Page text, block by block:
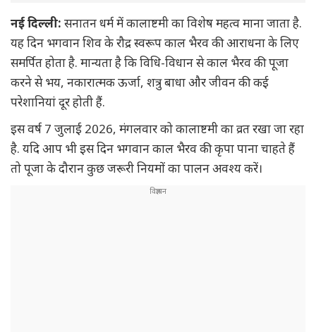
नई दिल्ली: सनातन धर्म में कालाष्टमी का विशेष महत्व माना जाता है.
यह दिन भगवान शिव के रौद्र स्वरूप काल भैरव की आराधना के लिए
समर्पित होता है. मान्यता है कि विधि-विधान से काल भैरव की पूजा
करने से भय, नकारात्मक ऊर्जा, शत्रु बाधा और जीवन की कई
परेशानियां दूर होती हैं.
इस वर्ष 7 जुलाई 2026, मंगलवार को कालाष्टमी का व्रत रखा जा रहा
है. यदि आप भी इस दिन भगवान काल भैरव की कृपा पाना चाहते हैं
तो पूजा के दौरान कुछ जरूरी नियमों का पालन अवश्य करें।